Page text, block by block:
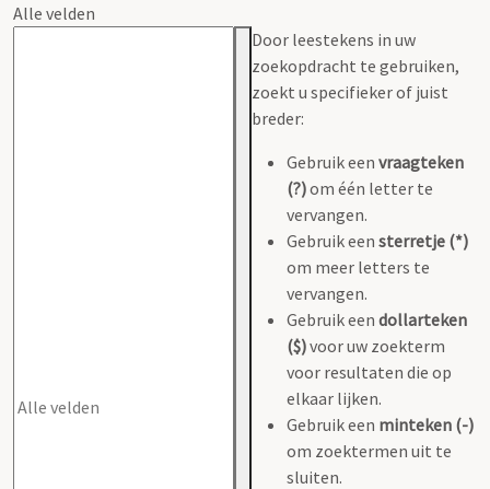
Alle velden
Door leestekens in uw
zoekopdracht te gebruiken,
zoekt u specifieker of juist
breder:
Gebruik een vraagteken
(?)om één letter te
vervangen.
Gebruik een sterretje (*)
om meer letters te
vervangen.
Gebruik een dollarteken
($)voor uw zoekterm
voor resultaten die op
elkaar lijken.
Gebruik een minteken (-)
om zoektermen uit te
sluiten.